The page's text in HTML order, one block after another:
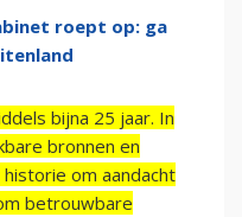
roept op: ga
bijna 25 jaar. In
bronnen en
om aandacht
betrouwbare